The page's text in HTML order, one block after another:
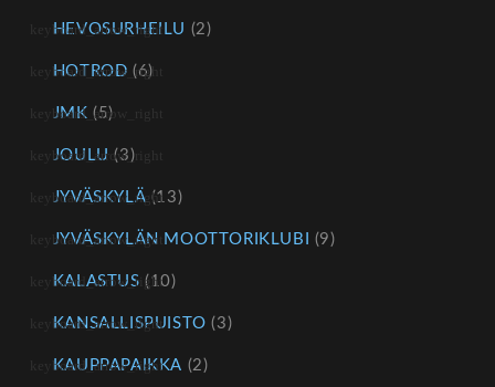
HEVOSURHEILU (2)
HOTROD (6)
JMK (5)
JOULU (3)
JYVÄSKYLÄ(13)
JYVÄSKYLÄN MOOTTORIKLUBI (9)
KALASTUS (10)
KANSALLISPUISTO (3)
KAUPPAPAIKKA (2)